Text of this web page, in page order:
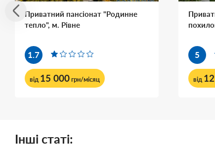
Приватний пансіонат "Родинне
тепло", м. Рівне
1.7
від 15 000грн/місяц
5
від
Інші статі: